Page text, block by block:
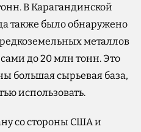
В Карагандинской
также было обнаружено
металлов
до 20 млн тонн. Это
большая сырьевая база,
использовать.
со стороны США и